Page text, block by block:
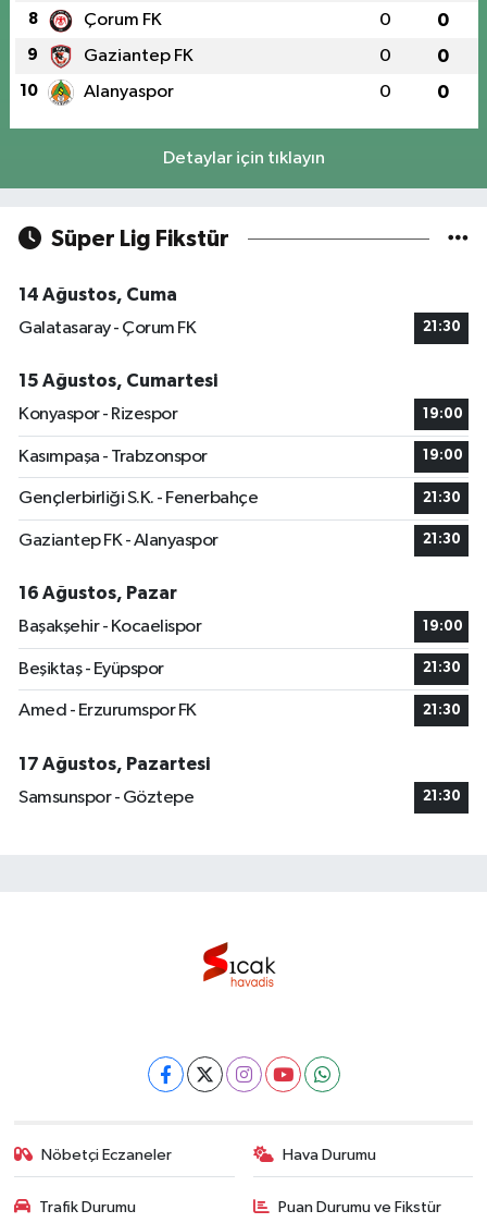
8 Çorum FK 0 0
9 Gaziantep FK 0 0
10 Alanyaspor 0 0
Detaylar için tıklayın
Süper Lig Fikstür
14 Ağustos, Cuma
Galatasaray - Çorum FK
21:30
15 Ağustos, Cumartesi
Konyaspor - Rizespor
19:00
Kasımpaşa - Trabzonspor 19:00
Gençlerbirliği S.K. - Fenerbahçe 21:30
Gaziantep FK - Alanyaspor 21:30
16 Ağustos, Pazar
Başakşehir - Kocaelispor
19:00
Beşiktaş - Eyüpspor 21:30
Amed - Erzurumspor FK 21:30
17 Ağustos, Pazartesi
Samsunspor - Göztepe
21:30
Nöbetçi Eczaneler Hava Durumu
Trafik Durumu Puan Durumu ve Fikstür